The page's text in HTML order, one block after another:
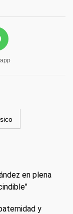
en plena
y